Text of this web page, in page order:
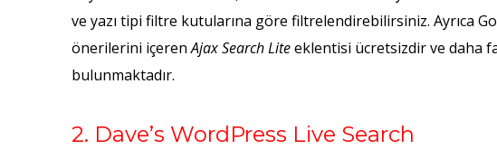
ve yazı tipi filtre kutularına göre filtrelendirebilirsiniz. Ayrıca
önerilerini içerenAjax Search Liteeklentisi ücretsizdir ve daha
bulunmaktadır.
2. Dave’s WordPress Live Search